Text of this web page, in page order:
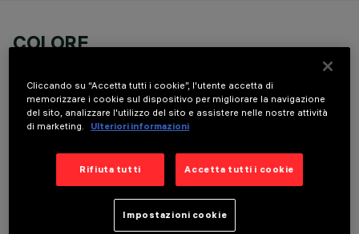
COLORE
DATI TECNICI
Cliccando su “Accetta tutti i cookie”, l'utente accetta di
memorizzare i cookie sul dispositivo per migliorare la navigazione
del sito, analizzare l'utilizzo del sito e assistere nelle nostre attività
di marketing.
Ulteriori informazioni
Rifiuta tutti Accetta tutti i cookie
Impostazioni cookie